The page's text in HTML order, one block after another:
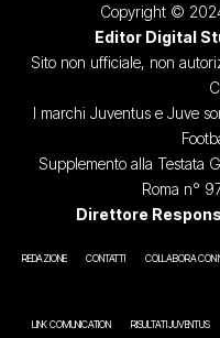
Copyright ©
Editor Digital
Sito non ufficiale, non
I marchi Juventus e Juve
Supplemento alla Testata
Roma n°
Direttore
REDAZIONE CONTATTI COLLABORA CON
LINK COMUNICATION RISULTATI JUVENTUS